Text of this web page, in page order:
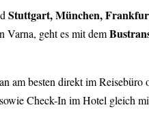
Stuttgart, München,
Varna, geht es mit dem
am besten direkt im Reisebüro
Check-In im Hotel gleich